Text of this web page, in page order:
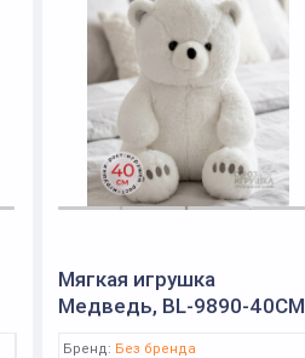
Мягкая игрушка
Медведь, BL-9890-40CM
Бренд: Без бренда